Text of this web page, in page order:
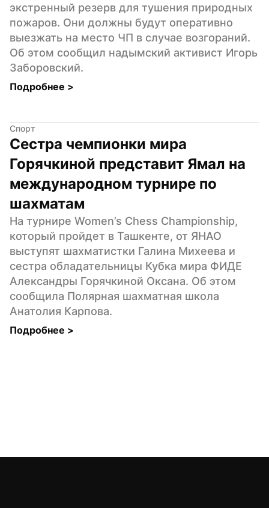
экстренный резерв для тушения природных
пожаров. Они должны будут оперативно
выезжать на место ЧП в случае возгораний.
Об этом сообщил надымский активист Игорь
Заборовский.
Подробнее >
Спорт
Сестра чемпионки мира
Горячкиной представит Ямал на
международном турнире по
шахматам
На турнире Women’s Chess Championship,
который пройдет в Ташкенте, от ЯНАО
выступят шахматистки Галина Михеева и
сестра обладательницы Кубка мира ФИДЕ
Александры Горячкиной Оксана. Об этом
сообщила Полярная шахматная школа
Анатолия Карпова.
Подробнее >